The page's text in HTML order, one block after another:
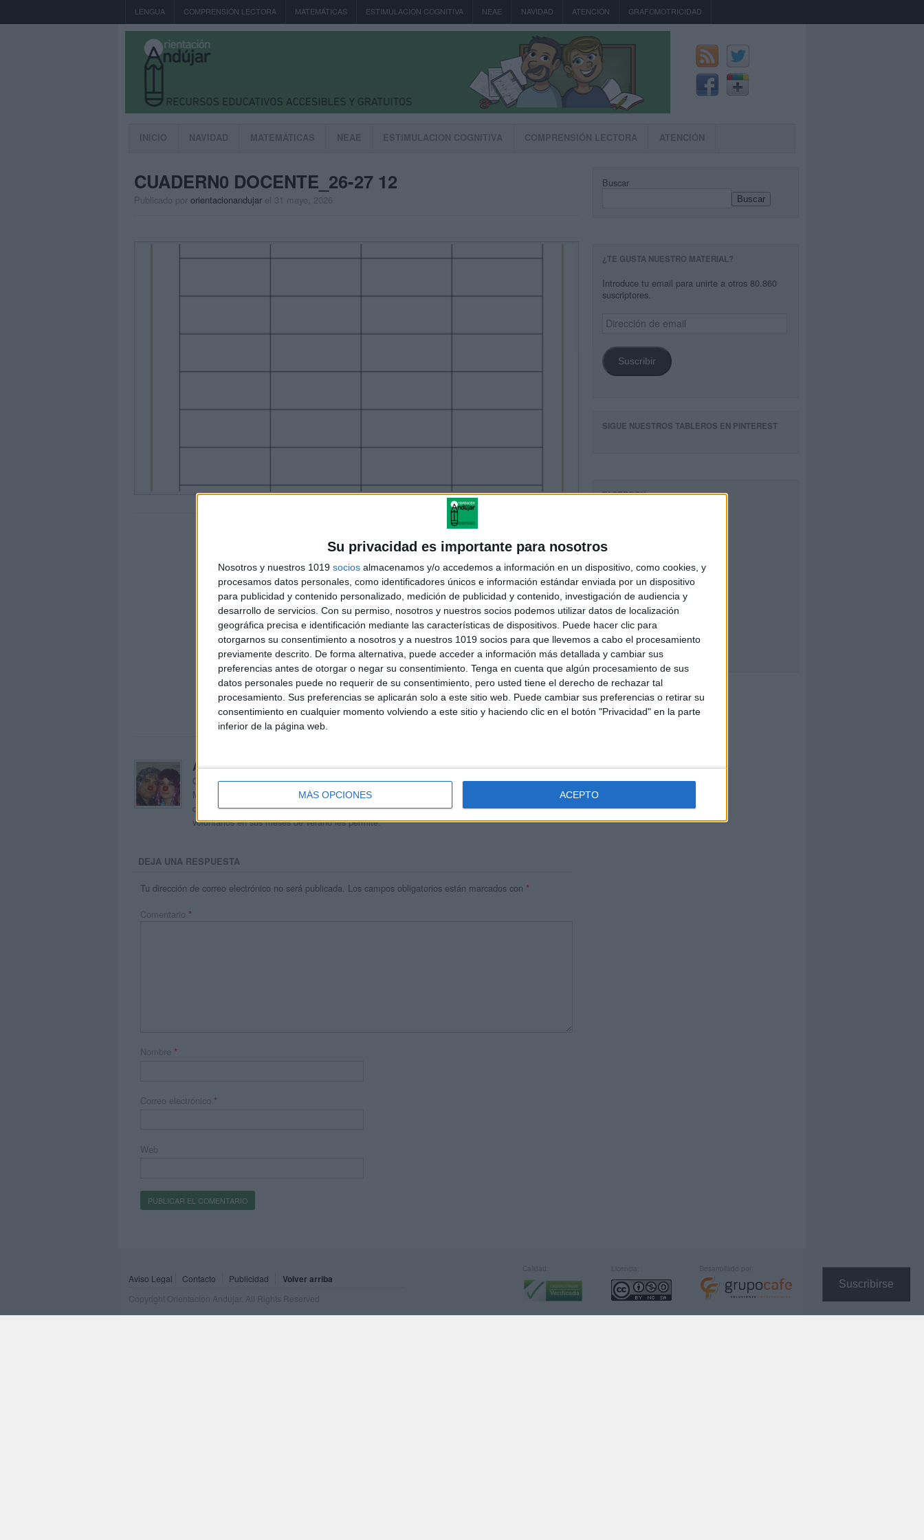
Su privacidad es importante para nosotros
Nosotros y nuestros 1019 socios almacenamos y/o accedemos a información en un dispositivo, como cookies, y
procesamos datos personales, como identificadores únicos e información estándar enviada por un dispositivo
para publicidad y contenido personalizado, medición de publicidad y contenido, investigación de audiencia y
desarrollo de servicios. Con su permiso, nosotros y nuestros socios podemos utilizar datos de localización
geográfica precisa e identificación mediante las características de dispositivos. Puede hacer clic para
otorgarnos su consentimiento a nosotros y a nuestros 1019 socios para que llevemos a cabo el procesamiento
previamente descrito. De forma alternativa, puede acceder a información más detallada y cambiar sus
preferencias antes de otorgar o negar su consentimiento. Tenga en cuenta que algún procesamiento de sus
datos personales puede no requerir de su consentimiento, pero usted tiene el derecho de rechazar tal
procesamiento. Sus preferencias se aplicarán solo a este sitio web. Puede cambiar sus preferencias o retirar su
consentimiento en cualquier momento volviendo a este sitio y haciendo clic en el botón "Privacidad" en la parte
inferior de la página web.
MÁS OPCIONES ACEPTO
Suscribirse
LENGUA COMPRENSIÓN LECTORA MATEMÁTICAS ESTIMULACION COGNITIVA NEAE NAVIDAD ATENCIÓN GRAFOMOTRICIDAD
INICIO NAVIDAD MATEMÁTICAS NEAE ESTIMULACION COGNITIVA COMPRENSIÓN LECTORA ATENCIÓN
CUADERN0 DOCENTE_26-27 12
Publicado por orientacionandujar el 31 mayo, 2026
Acerca de orientacionandujar
Orientación Andújar no es solo un blog, es la apuesta personal de dos profesores Ginés y
Maribel, que además de ser pareja, son los encargados de los contenidos que encontramos
dentro del blog y en el cual, vuelcan la mayor parte del tiempo, que sus tareas como docentes, y
voluntarios en sus meses de verano les permite.
DEJA UNA RESPUESTA
Tu dirección de correo electrónico no será publicada. Los campos obligatorios están marcados con *
Comentario *
Nombre *
Correo electrónico *
Web
Buscar
Buscar
¿TE GUSTA NUESTRO MATERIAL?
Introduce tu email para unirte a otros 80.860
suscriptores.
Dirección
de
Suscribir
SIGUE NUESTROS TABLEROS EN PINTEREST
FACEBOOK
Aviso Legal Contacto Publicidad Volver arriba